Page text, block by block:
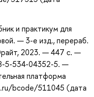
и практикум для
— 3-е изд., перераб.
2023. — 447 с. —
5-534-04352-5. —
платформа
bcode/511045 (дата